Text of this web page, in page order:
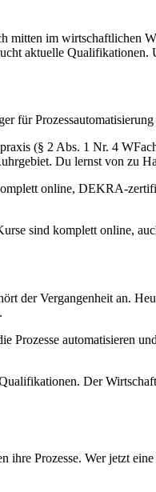
mitten im wirtschaftlichen
aktuelle Qualifikationen.
für
(§ 2 Abs. 1 Nr. 4
Du lernst von zu
online, DEKRA-
sind komplett online,
der Vergangenheit an.
Prozesse automatisieren
Der
ihre Prozesse. Wer jetzt